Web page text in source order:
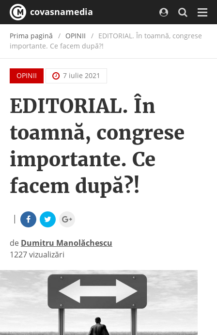
covasnamedia
Prima pagină OPINII
EDITORIAL. În toamnă, congrese
importante. Ce facem după?!
OPINII 7 iulie 2021
EDITORIAL. În
toamnă, congrese
importante. Ce
facem după?!
|
de Dumitru Manolăchescu
|
1227 vizualizări